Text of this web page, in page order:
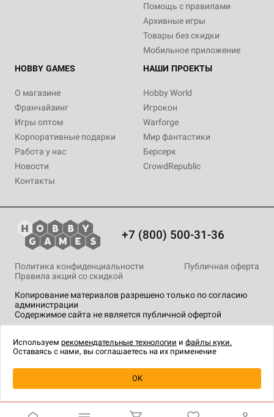
Уведомить о наличии
Помощь с правилами
Архивные игры
Товары без скидки
Мобильное приложение
HOBBY GAMES
О магазине
Франчайзинг
Игры оптом
Корпоративные подарки
Работа у нас
Новости
Контакты
НАШИ ПРОЕКТЫ
Hobby World
Игрокон
Warforge
Мир фантастики
Берсерк
CrowdRepublic
+7 (800) 500-31-36
Копирование материалов разрешено только по согласию
администрации
Содержимое сайта не является публичной офертой
Политика конфиденциальности
Публичная оферта
Правила акций со скидкой
технологии.
Используем рекомендательные технологии и файлы куки.
Оставаясь с нами, вы соглашаетесь на их применение
OK